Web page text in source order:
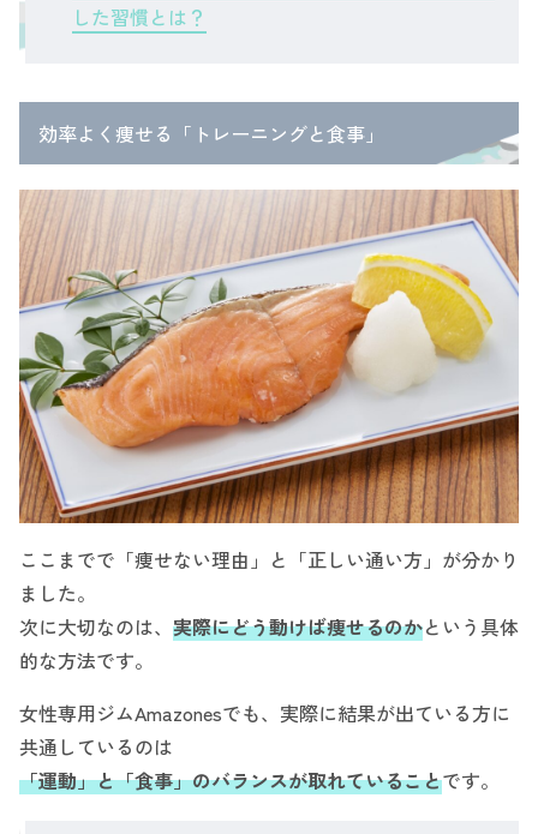
した習慣とは？
効率よく痩せる「トレーニングと食事」
ここまでで「痩せない理由」と「正しい通い方」が分かり
ました。
次に大切なのは、 実際にどう動けば痩せるのかという具体
的な方法です。
女性専用ジムAmazonesでも、実際に結果が出ている方に
共通しているのは
「運動」と「食事」のバランスが取れていることです。